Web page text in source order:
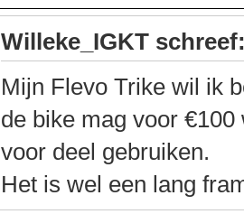
Willeke_IGKT
Mijn Flevo Trike wil ik
de bike mag voor
voor deel gebruiken.
Het is wel een lang